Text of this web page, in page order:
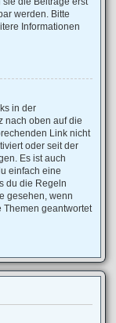
werden. Bitte
Informationen
in der
nach oben auf die
Link nicht
oder seit der
Es ist auch
einfach eine
du die Regeln
gesehen, wenn
Themen geantwortet